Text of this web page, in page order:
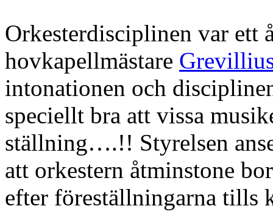
Orkesterdisciplinen var ett
hovkapellmästare
intonationen och
speciellt bra att vissa
ställning….!! Styrelsen
att orkestern åtminstone
efter föreställningarna tills